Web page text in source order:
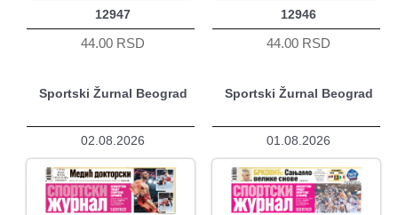
12947
44.00 RSD
12946
44.00 RSD
Sportski Žurnal Beograd
02.08.2026
Sportski Žurnal Beograd
01.08.2026